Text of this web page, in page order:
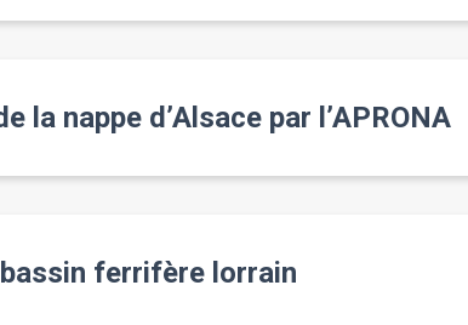
la nappe d’Alsace par l’APRONA
ferrifère lorrain